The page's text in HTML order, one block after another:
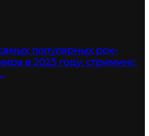
популярных рок-
в 2025 году: стриминг,